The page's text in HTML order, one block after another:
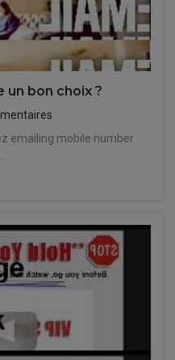
un bon choix ?
emailing mobile number